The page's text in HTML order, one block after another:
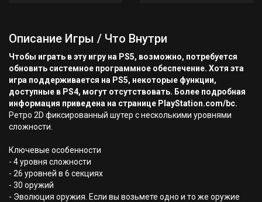
Описание Игры / Что Внутри
Чтобы играть в эту игру на PS5, возможно, потребуется
обновить системное программное обеспечение. Хотя эта
игра поддерживается на PS5, некоторые функции,
доступные в PS4, могут отсутствовать. Более подробная
информация приведена на странице PlayStation.com/bc.
Ретро 2D фиксированный шутер с несколькими уровнями
сложности.
Ключевые особенности
- 4 уровня сложности
- 26 уровней в 6 секциях
- 30 оружий
- Эволюция оружия. Если вы возьмете одно и то же оружие